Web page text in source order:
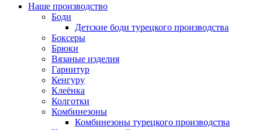
Наше производство
Боди
Детские боди турецкого производства
Боксеры
Брюки
Вязаные изделия
Гарнитур
Кенгуру
Клеёнка
Колготки
Комбинезоны
Комбинезоны турецкого производства